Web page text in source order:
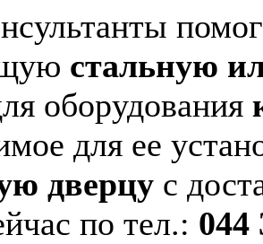
стальную
оборудования
для ее
дверцу с
по тел.: 044